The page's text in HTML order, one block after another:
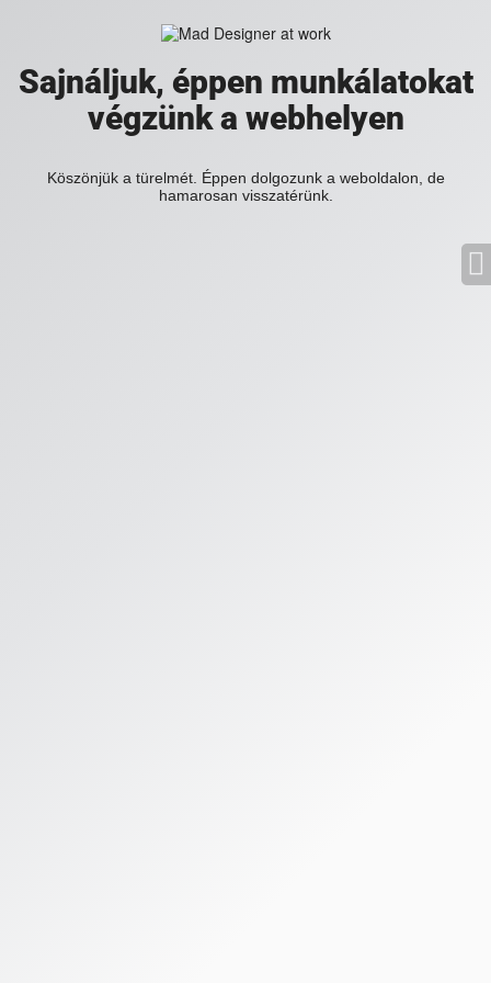
Sajnáljuk, éppen munkálatokat
végzünk a webhelyen
Köszönjük a türelmét. Éppen dolgozunk a weboldalon, de
hamarosan visszatérünk.